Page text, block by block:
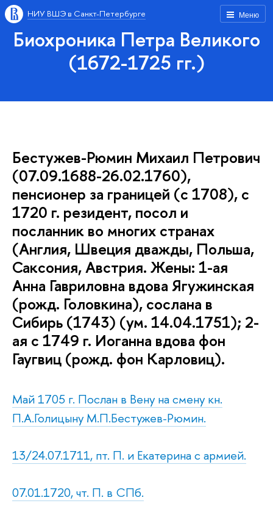
Меню
НИУ ВШЭ в Санкт-Петербурге
Биохроника Петра Великого
(1672-1725 гг.)
Бестужев-Рюмин Михаил Петрович
(07.09.1688-26.02.1760),
пенсионер за границей (с 1708), с
1720 г. резидент, посол и
посланник во многих странах
(Англия, Швеция дважды, Польша,
Саксония, Австрия. Жены: 1-ая
Анна Гавриловна вдова Ягужинская
(рожд. Головкина), сослана в
Сибирь (1743) (ум. 14.04.1751); 2-
ая с 1749 г. Иоганна вдова фон
Гаугвиц (рожд. фон Карловиц).
Май 1705 г. Послан в Вену на смену кн.
П.А.Голицыну М.П.Бестужев-Рюмин.
13/24.07.1711, пт. П. и Екатерина с армией.
07.01.1720, чт. П. в СПб.